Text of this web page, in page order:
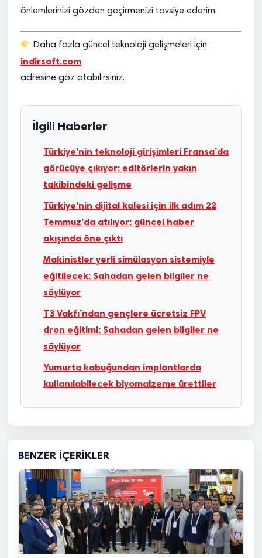
önlemlerinizi gözden geçirmenizi tavsiye ederim.
Daha fazla güncel teknoloji gelişmeleri için
indirsoft.com
adresine göz atabilirsiniz.
İlgili Haberler
Türkiye’nin teknoloji girişimleri Fransa’da
görücüye çıkıyor: editörlerin yakın
takibindeki gelişme
Türkiye’nin dijital kalesi için ilk adım 22
Temmuz’da atılıyor: güncel haber
akışında öne çıktı
Makinistler yerli simülasyon sistemiyle
eğitilecek: Sahadan gelen bilgiler ne
söylüyor
T3 Vakfı’ndan gençlere ücretsiz FPV
dron eğitimi: Sahadan gelen bilgiler ne
söylüyor
Yumurta kabuğundan implantlarda
kullanılabilecek biyomalzeme ürettiler
BENZER İÇERIKLER